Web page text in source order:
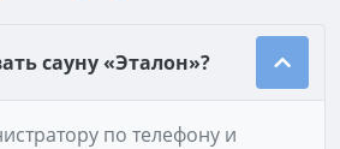
сауну «Эталон»?
по телефону и